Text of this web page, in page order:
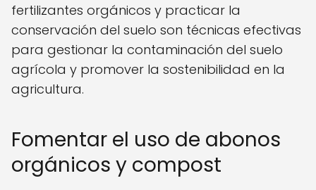
fertilizantes orgánicos y practicar la
conservación del suelo son técnicas efectivas
para gestionar la contaminación del suelo
agrícola y promover la sostenibilidad en la
agricultura.
Fomentar el uso de abonos
orgánicos y compost